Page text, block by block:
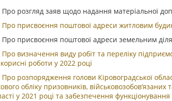
розгляд заяв щодо надання матеріальної
присвоєння поштової адреси житловим
присвоєння поштової адреси земельним
визначення виду робіт та переліку
роботи у 2022 році
розпорядження голови Кіровоградської
обліку призовників, військовозобов’язаних
у 2021 році та забезпечення